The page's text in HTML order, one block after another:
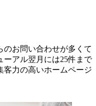
のお問い合わせが多くて
ーアル翌月には25件まで
客力の高いホームページ